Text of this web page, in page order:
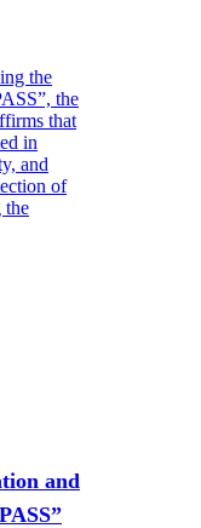
the
the
that
in
and
of
the
and